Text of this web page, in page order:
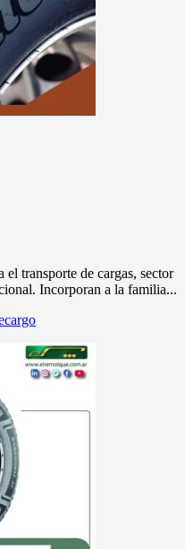
el transporte de cargas, sector
Incorporan a la familia...